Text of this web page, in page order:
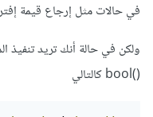
في حالات مثل إرجاع قيمة
ولكن في حالة أنك تريد
()bool كالتالي